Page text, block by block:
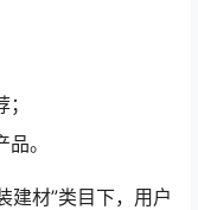
。
建材”类目下，用户